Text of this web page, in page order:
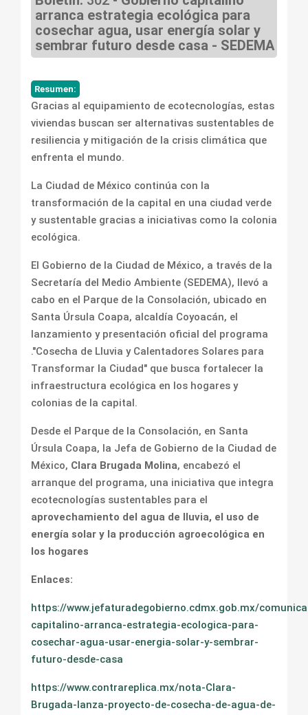
arranca estrategia ecológica para
cosechar agua, usar energía solar y
sembrar futuro desde casa - SEDEMA
Resumen:
Gracias al equipamiento de ecotecnologías, estas
viviendas buscan ser alternativas sustentables de
resiliencia y mitigación de la crisis climática que
enfrenta el mundo.
La Ciudad de México continúa con la
transformación de la capital en una ciudad verde
y sustentable gracias a iniciativas como la colonia
ecológica.
El Gobierno de la Ciudad de México, a través de la
Secretaría del Medio Ambiente (SEDEMA), llevó a
cabo en el Parque de la Consolación, ubicado en
Santa Úrsula Coapa, alcaldía Coyoacán, el
lanzamiento y presentación oficial del programa
."Cosecha de Lluvia y Calentadores Solares para
Transformar la Ciudad" que busca fortalecer la
infraestructura ecológica en los hogares y
colonias de la capital.
Desde el Parque de la Consolación, en Santa
Úrsula Coapa, la Jefa de Gobierno de la Ciudad de
México, Clara Brugada Molina, encabezó el
arranque del programa, una iniciativa que integra
ecotecnologías sustentables para el
aprovechamiento del agua de lluvia, el uso de
energía solar y la producción agroecológica en
los hogares
Enlaces:
https://www.jefaturadegobierno.cdmx.gob.mx/
capitalino-arranca-estrategia-ecologica-para-
cosechar-agua-usar-energia-solar-y-sembrar-
futuro-desde-casa
https://www.contrareplica.mx/nota-Clara-
Brugada-lanza-proyecto-de-cosecha-de-agua-de-